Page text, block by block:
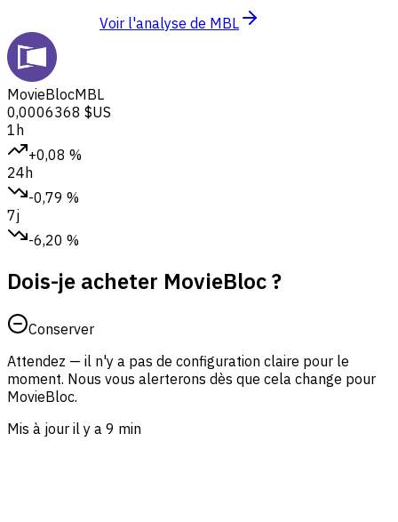
Voir l'analyse de MBL
MovieBlocMBL
0,0006368 $US
1h
+0,08 %
24h
-0,79 %
7j
-6,20 %
Dois-je acheter MovieBloc ?
Conserver
Attendez — il n'y a pas de configuration claire pour le
moment. Nous vous alerterons dès que cela change pour
MovieBloc.
Mis à jour il y a 9 min